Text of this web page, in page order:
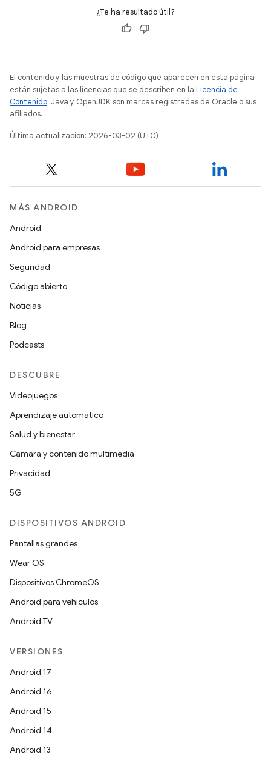
¿Te ha resultado útil?
El contenido y las muestras de código que aparecen en esta página
están sujetas a las licencias que se describen en la Licencia de
Contenido. Java y OpenJDK son marcas registradas de Oracle o sus
afiliados.
Última actualización: 2026-03-02 (UTC)
MÁS ANDROID
Android
Android para empresas
Seguridad
Código abierto
Noticias
Blog
Podcasts
DESCUBRE
Videojuegos
Aprendizaje automático
Salud y bienestar
Cámara y contenido multimedia
Privacidad
5G
DISPOSITIVOS ANDROID
Pantallas grandes
Wear OS
Dispositivos ChromeOS
Android para vehículos
Android TV
VERSIONES
Android 17
Android 16
Android 15
Android 14
Android 13